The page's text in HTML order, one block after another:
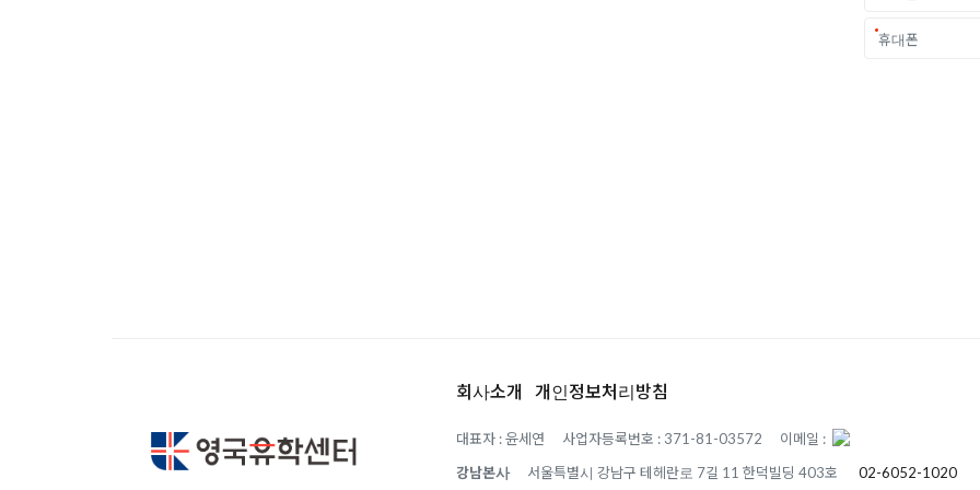
회사소개 개인정보처리방침
대표자 : 윤세연 사업자등록번호 : 371-81-03572
이메일 :
강남본사
서울특별시 강남구 테헤란로 7길 11 한덕빌딩 403호 02-6052-1020